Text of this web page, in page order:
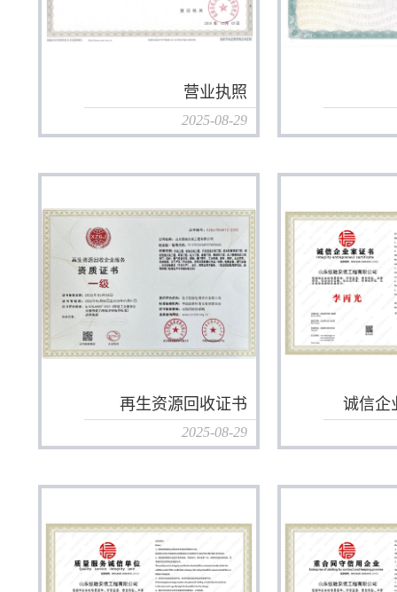
营业执照
2025-08-29
再生资源回收证书
2025-08-29
诚信企